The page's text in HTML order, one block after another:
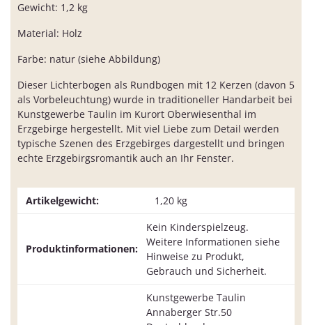
Gewicht: 1,2 kg
Material: Holz
Farbe: natur (siehe Abbildung)
Dieser Lichterbogen als Rundbogen mit 12 Kerzen (davon 5
als Vorbeleuchtung) wurde in traditioneller Handarbeit bei
Kunstgewerbe Taulin im Kurort Oberwiesenthal im
Erzgebirge hergestellt. Mit viel Liebe zum Detail werden
typische Szenen des Erzgebirges dargestellt und bringen
echte Erzgebirgsromantik auch an Ihr Fenster.
Artikelgewicht: 1,20 kg
Produktinformationen:
Kein Kinderspielzeug.
Weitere Informationen siehe
Hinweise zu Produkt,
Gebrauch und Sicherheit.
Kunstgewerbe Taulin
Annaberger Str.50